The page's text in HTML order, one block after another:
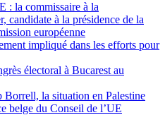
: la commissaire à la
candidate à la présidence de la
européenne
impliqué dans les efforts pour
électoral à Bucarest au
Borrell, la situation en Palestine
belge du Conseil de l’UE